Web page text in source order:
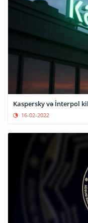
Kaspersky və İnterpol
16-02-2022